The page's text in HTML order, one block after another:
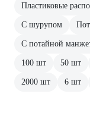
Пластиковые
С шурупом
С потайной
100 шт 50 шт
2000 шт 6 шт